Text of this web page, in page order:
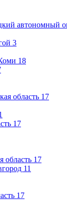
автономный
3
18
область 17
17
область 17
11
17